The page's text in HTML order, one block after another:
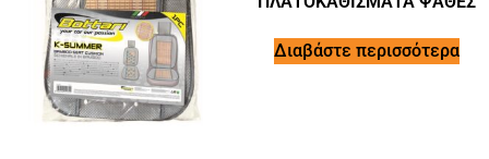
Διαβάστε περισσότερα